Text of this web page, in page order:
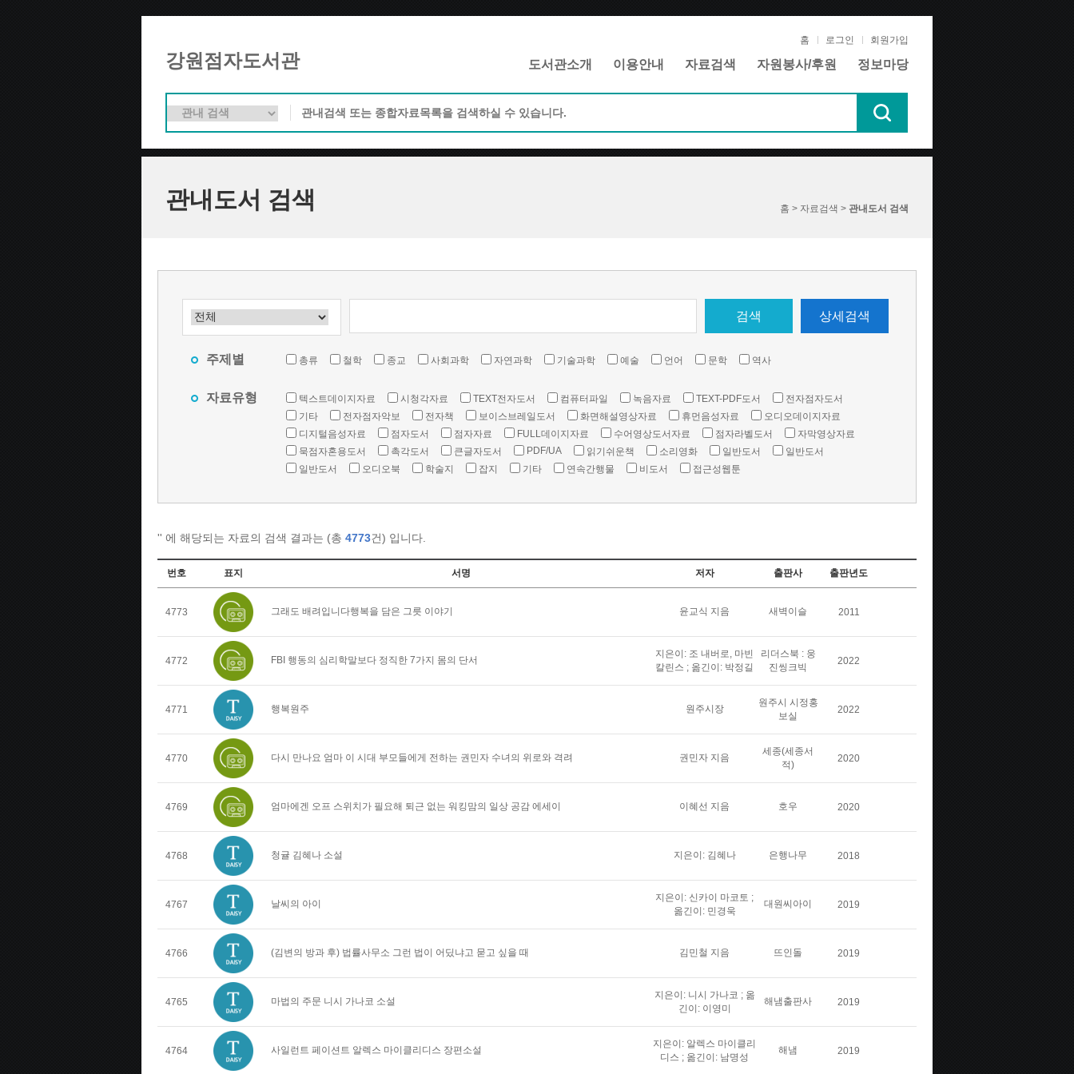
강원점자도서관
홈 로그인 회원가입
도서관소개 이용안내 자료검색 자원봉사/후원 정보마당
관내도서 검색 홈 > 자료검색 > 관내도서 검색
검색 상세검색
주제별 총류 철학 종교 사회과학 자연과학 기술과학 예술 언어 문학 역사
자료유형 텍스트데이지자료 시청각자료 TEXT전자도서 컴퓨터파일 녹음자료 TEXT-PDF도서
전자점자도서
기타
전자점자악보 전자책 보이스브레일도서 화면해설영상자료 휴먼음성자료
오디오데이지자료
디지털음성자료
점자도서 점자자료 FULL데이지자료 수어영상도서자료 점자라벨도서
자막영상자료
묵점자혼용도서
촉각도서 큰글자도서 PDF/UA 읽기쉬운책 소리영화 일반도서
일반도서
일반도서
오디오북 학술지 잡지 기타 연속간행물 비도서 접근성웹툰
'' 에 해당되는 자료의 검색 결과는 (총 4773건) 입니다.
번호 표지 서명 저자 출판사 출판년도
4773 그래도 배려입니다행복을 담은 그릇 이야기 윤교식 지음 새벽이슬 2011
4772 FBI 행동의 심리학말보다 정직한 7가지 몸의 단서
지은이: 조 내버로, 마빈
칼린스 ; 옮긴이: 박정길
리더스북 : 웅
진씽크빅
2022
4771 행복원주 원주시장
원주시 시정홍
보실
2022
4770 다시 만나요 엄마 이 시대 부모들에게 전하는 권민자 수녀의 위로와 격려 권민자 지음
세종(세종서
적)
2020
4769 엄마에겐 오프 스위치가 필요해 퇴근 없는 워킹맘의 일상 공감 에세이 이혜선 지음 호우 2020
4768 청귤 김혜나 소설 지은이: 김혜나 은행나무 2018
4767 날씨의 아이
지은이: 신카이 마코토 ;
옮긴이: 민경욱
대원씨아이 2019
4766 (김변의 방과 후) 법률사무소 그런 법이 어딨냐고 묻고 싶을 때 김민철 지음 뜨인돌 2019
4765 마법의 주문 니시 가나코 소설
지은이: 니시 가나코 ; 옮
긴이: 이영미
해냄출판사 2019
4764 사일런트 페이션트 알렉스 마이클리디스 장편소설
지은이: 알렉스 마이클리
디스 ; 옮긴이: 남명성
해냄 2019